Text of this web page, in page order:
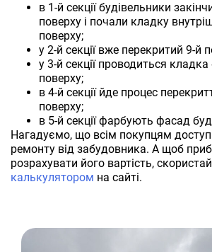
в 1-й секції будівельники
поверху і почали кладку
поверху;
у 2-й секції вже перекритий 9-й
у 3-й секції проводиться кладка
поверху;
в 4-й секції йде процес
поверху;
в 5-й секції фарбують фасад
Нагадуємо, що всім покупцям
ремонту від забудовника. А щоб
розрахувати його вартість,
калькулятором на сайті.